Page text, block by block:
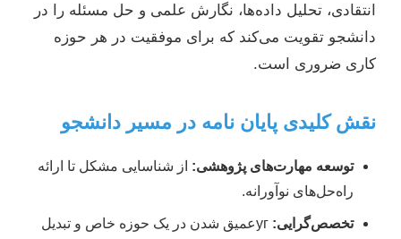
انتقادی، تحلیل داده‌ها، نگارش علمی و حل مسئله را در
دانشجو تقویت می‌کند که برای موفقیت در هر حوزه
کاری ضروری است.
نقش کلیدی پایان نامه در مسیر دانشجو
توسعه مهارت‌های پژوهشی: از شناسایی مشکل تا ارائه
راه‌حل‌های نوآورانه.
تخصص‌گرایی:
угعمیق شدن در یک حوزه خاص و تبدیل